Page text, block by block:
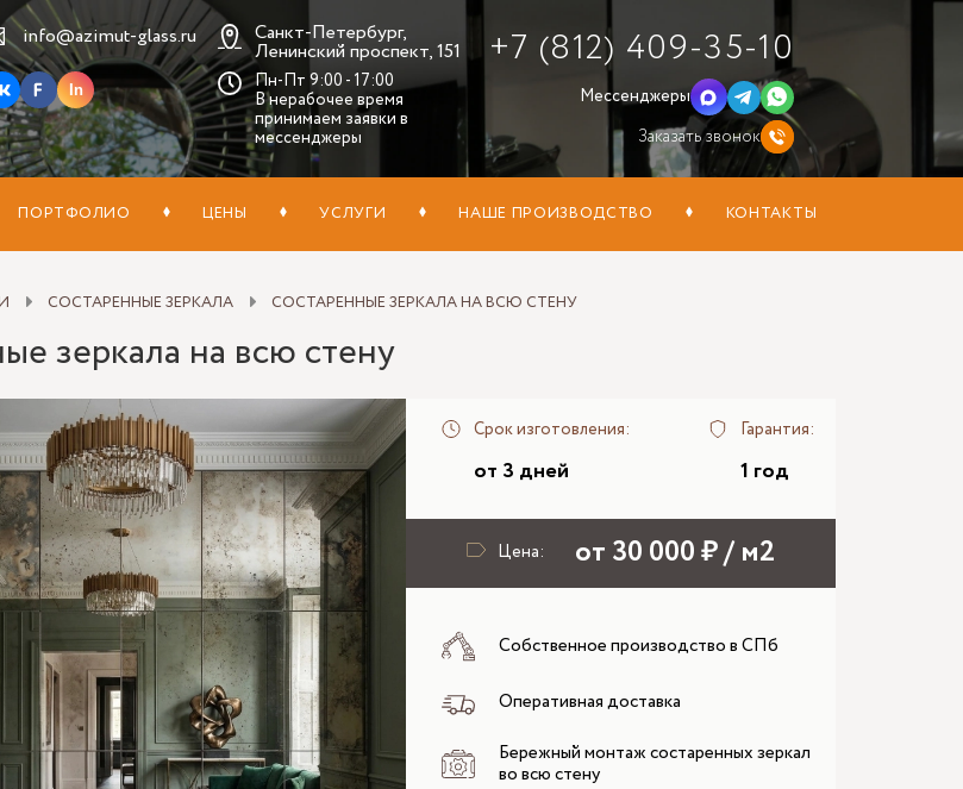
info@azimut-glass.ru
In
Санкт-Петербург,
Ленинский проспект, 151
Пн-Пт 9:00 - 17:00
В нерабочее время
принимаем заявки в
мессенджеры
+7 (812) 409-35-10
Мессенджеры
Заказать звонок
ПОРТФОЛИО ЦЕНЫ УСЛУГИ НАШЕ ПРОИЗВОДСТВО КОНТАКТЫ
СОСТАРЕННЫЕ ЗЕРКАЛА СОСТАРЕННЫЕ ЗЕРКАЛА НА ВСЮ СТЕНУ
зеркала на всю стену
Срок изготовления:
от 3 дней
Гарантия:
1 год
Цена: от 30 000 ₽ / м2
Собственное производство в СПб
Оперативная доставка
Бережный монтаж состаренных зеркал
во всю стену